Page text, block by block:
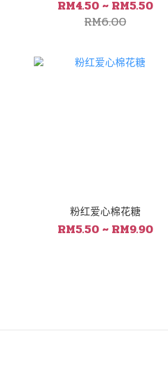
RM4.50 ~ RM5.50
RM6.00
粉红爱心棉花糖
RM5.50 ~ RM9.90